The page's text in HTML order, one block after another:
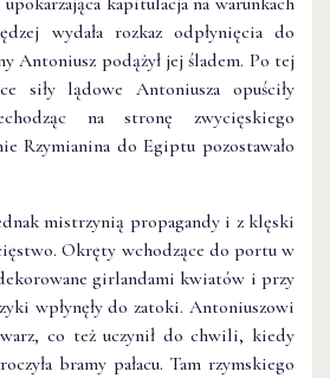
wydała rozkaz odpłynięcia do
Antoniusz podążył jej śladem. Po tej
siły lądowe Antoniusza opuściły
na stronę zwycięskiego
Rzymianina do Egiptu pozostawało
mistrzynią propagandy i z klęski
Okręty wchodzące do portu w
girlandami kwiatów i przy
wpłynęły do zatoki. Antoniuszowi
co też uczynił do chwili, kiedy
bramy pałacu. Tam rzymskiego